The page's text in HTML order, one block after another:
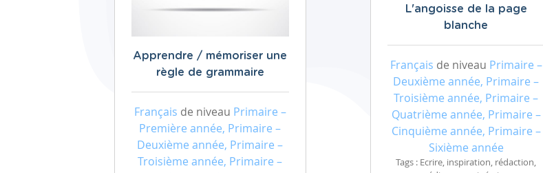
Apprendre / mémoriser une
règle de grammaire
Français de niveau Primaire –
Première année, Primaire –
Deuxième année, Primaire –
Troisième année, Primaire –
L'angoisse de la page
blanche
Français de niveau Primaire –
Deuxième année, Primaire –
Troisième année, Primaire –
Quatrième année, Primaire –
Cinquième année, Primaire –
Sixième année
Tags : Ecrire, inspiration, rédaction,